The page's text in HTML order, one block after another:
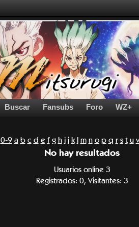
Buscar Fansubs Foro WZ+
0-9 a b c d e f g h i j k l m n o p q r s t u v
No hay resultados
Usuarios online 3
Registrados: 0, Visitantes: 3